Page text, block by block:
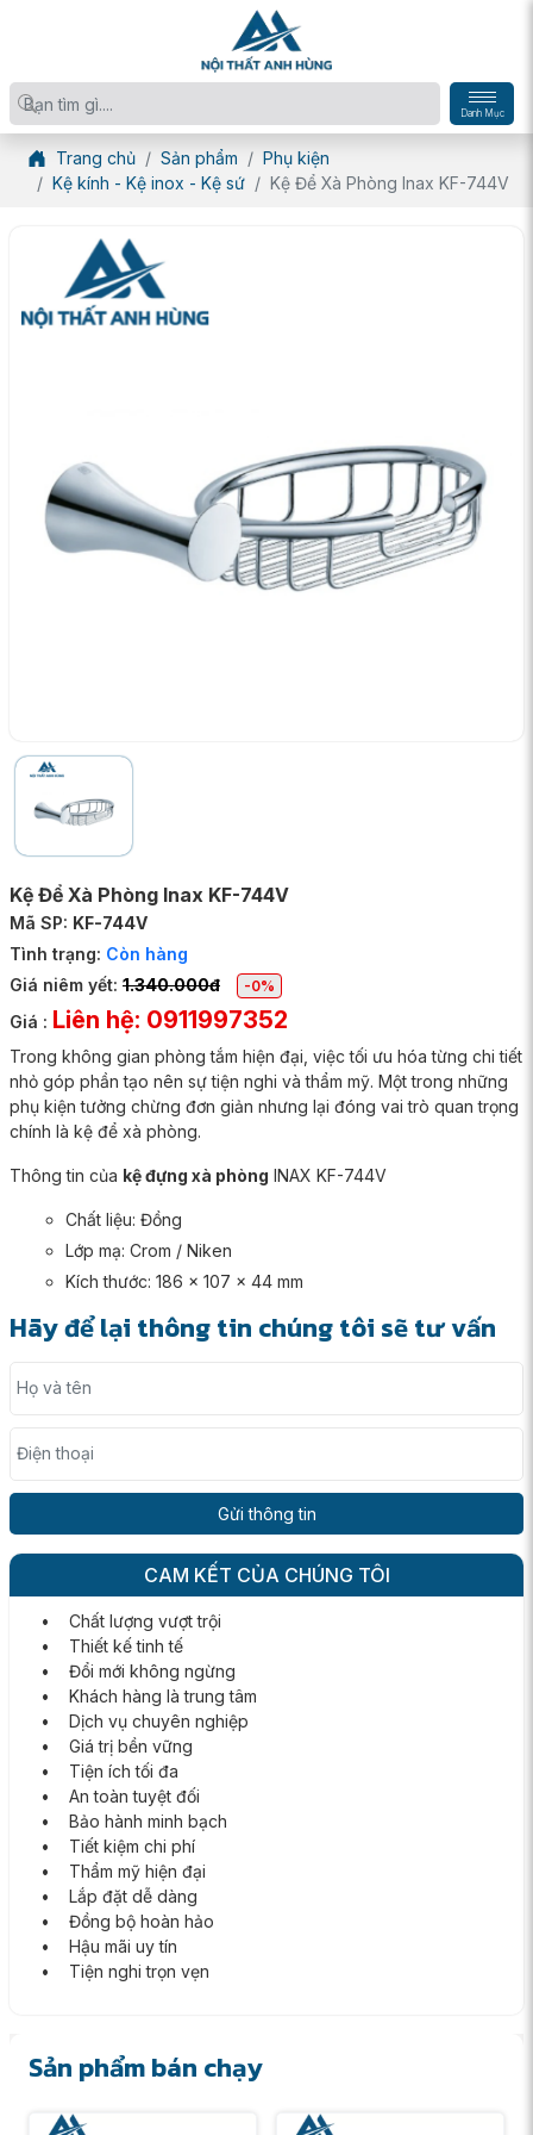
Danh Mục
Trang chủ Sản phẩm
Phụ kiện
Kệ kính - Kệ inox - Kệ sứ
Kệ Để Xà Phòng Inax KF-744V
Kệ Để Xà Phòng Inax KF-744V
Mã SP: KF-744V
Tình trạng: Còn hàng
Giá niêm yết: 1.340.000đ -0%
Giá : Liên hệ: 0911997352
Trong không gian phòng tắm hiện đại, việc tối ưu hóa từng chi tiết
nhỏ góp phần tạo nên sự tiện nghi và thẩm mỹ. Một trong những
phụ kiện tưởng chừng đơn giản nhưng lại đóng vai trò quan trọng
chính là kệ để xà phòng.
Thông tin của kệ đựng xà phòng INAX KF-744V
Chất liệu: Đồng
Lớp mạ: Crom / Niken
Kích thước: 186 x 107 x 44 mm
Hãy để lại thông tin chúng tôi sẽ tư vấn
Họ và tên
Điện thoại
CAM KẾT CỦA CHÚNG TÔI
• Chất lượng vượt trội
• Thiết kế tinh tế
• Đổi mới không ngừng
• Khách hàng là trung tâm
• Dịch vụ chuyên nghiệp
• Giá trị bền vững
• Tiện ích tối đa
• An toàn tuyệt đối
• Bảo hành minh bạch
• Tiết kiệm chi phí
• Thẩm mỹ hiện đại
• Lắp đặt dễ dàng
• Đồng bộ hoàn hảo
• Hậu mãi uy tín
• Tiện nghi trọn vẹn
Sản phẩm bán chạy